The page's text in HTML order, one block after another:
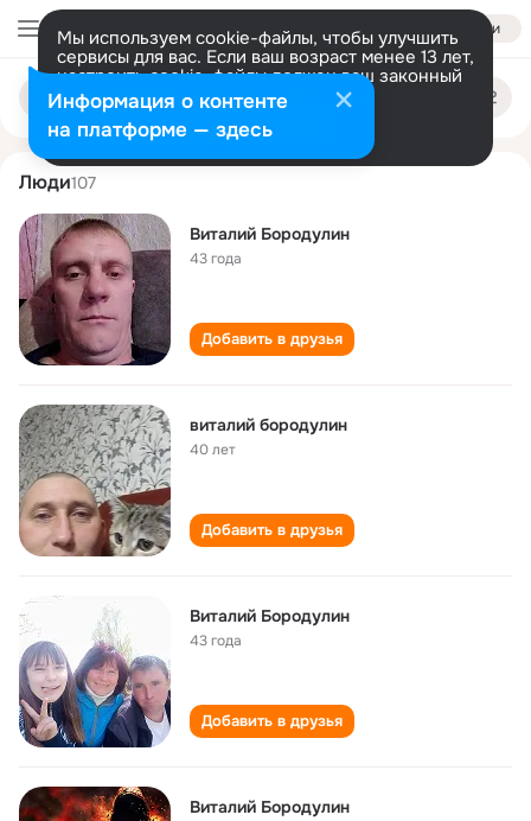
Войти
Мы используем cookie-файлы, чтобы улучшить
сервисы для вас. Если ваш возраст менее 13 лет,
настроить cookie-файлы должен ваш законный
представитель. Больше информации
Разрешить все Настроить
Поиск
людям
vitaliy borodulin
Люди107
Виталий Бородулин
43 года
Добавить в друзья
виталий бородулин
40 лет
Добавить в друзья
Виталий Бородулин
43 года
Добавить в друзья
Виталий Бородулин
Информация о контенте
на платформе — здесь